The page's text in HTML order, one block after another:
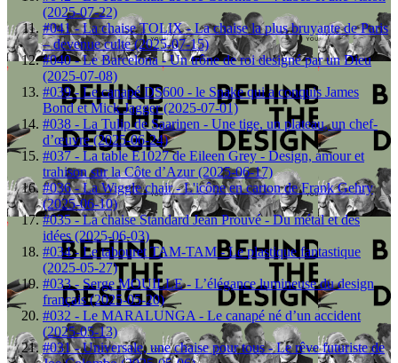
(2025-07-22)
#041 - La chaise TOLIX - La chaise la plus bruyante de Paris
– devenue culte (2025-07-15)
#040 - Le Barcelona - Un trône de roi designé par un Dieu
(2025-07-08)
#039 - Le canapé DS600 - le Snake qui a conquis James
Bond et Mick Jagger (2025-07-01)
#038 - La Tulip de Saarinen - Une tige, un plateau, un chef-
d’œuvre (2025-06-24)
#037 - La table E1027 de Eileen Grey - Design, amour et
trahison sur la Côte d’Azur (2025-06-17)
#036 - La Wiggle chair - L'icône en carton de Frank Gehry
(2025-06-10)
#035 - La chaise Standard Jean Prouvé - Du métal et des
idées (2025-06-03)
#034 - Le tabouret TAM-TAM - Le plastique fantastique
(2025-05-27)
#033 - Serge MOUILLE - L’élégance lumineuse du design
français (2025-05-20)
#032 - Le MARALUNGA - Le canapé né d’un accident
(2025-05-13)
#031 - Universale, une chaise pour tous - Le rêve futuriste de